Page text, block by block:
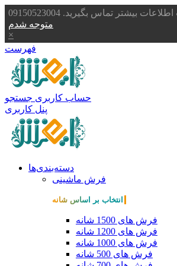
تماس بگیرید. 09150523004
متوجه شدم
×
فهرست
حساب کاربری جستجو
پنل کاربری
دسته‌بندی‌ها
فرش ماشینی
انتخاب بر اساس شانه
فرش های 1500 شانه
فرش های 1200 شانه
فرش های 1000 شانه
فرش های 500 شانه